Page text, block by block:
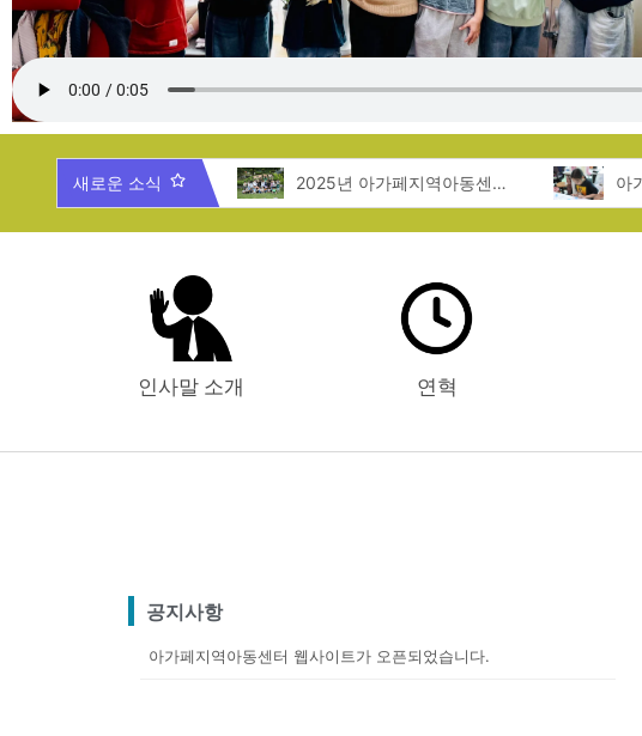
새로운 소식
년 제주도 지역탐방 2025년 아가페지역아동센터 여름캠프
인사말 소개 연혁
공지사항
아가페지역아동센터 웹사이트가 오픈되었습니다.